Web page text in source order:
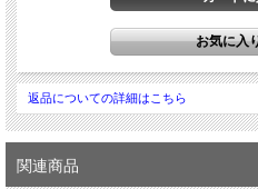
子から12V機器の電源をと
【規格】
内 寸：幅28.6cm×奥行
バッテリー容量60Ahまで収
返品についての詳細はこちら
関連商品